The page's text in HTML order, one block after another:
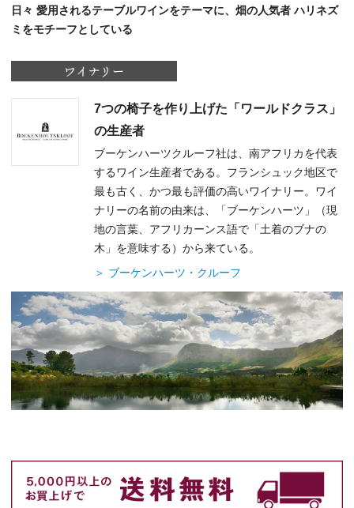
日々 愛用されるテーブルワインをテーマに、畑の人気者 ハリネズ
ミをモチーフとしている
7つの椅子を作り上げた「ワールドクラス」
の生産者
ブーケンハーツクルーフ社は、南アフリカを代表
するワイン生産者である。フランシュック地区で
最も古く、かつ最も評価の高いワイナリー。ワイ
ナリーの名前の由来は、「ブーケンハーツ」（現
地の言葉、アフリカーンス語で「土着のブナの
木」を意味する）から来ている。
＞ ブーケンハーツ・クルーフ